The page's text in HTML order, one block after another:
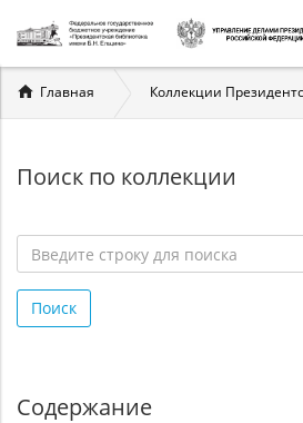
Вы
здесь
Главная Коллекции
Поиск по коллекции
строку
для
Поиск
Содержание